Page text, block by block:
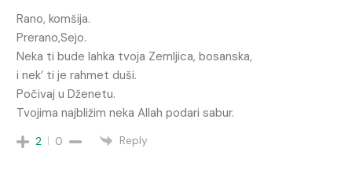
Rano, komšija.
Prerano,Sejo.
Neka ti bude lahka tvoja Zemljica, bosanska,
i nek’ ti je rahmet duši.
Počivaj u Dženetu.
Tvojima najbližim neka Allah podari sabur.
2 0 Reply